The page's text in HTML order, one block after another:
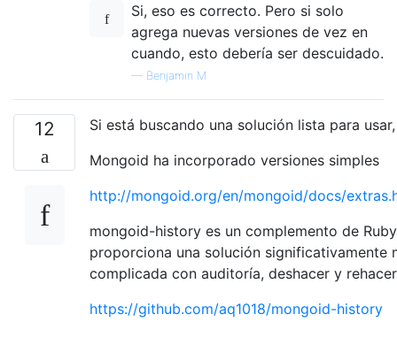
Si, eso es correcto. Pero si solo
agrega nuevas versiones de vez en
cuando, esto debería ser descuidado.
— Benjamin M
12
Si está buscando una solución lista para usar,
Mongoid ha incorporado versiones simples
http://mongoid.org/en/mongoid/docs/
mongoid-history es un complemento de
proporciona una solución significativamente
complicada con auditoría, deshacer y rehacer
https://github.com/aq1018/mongoid-history